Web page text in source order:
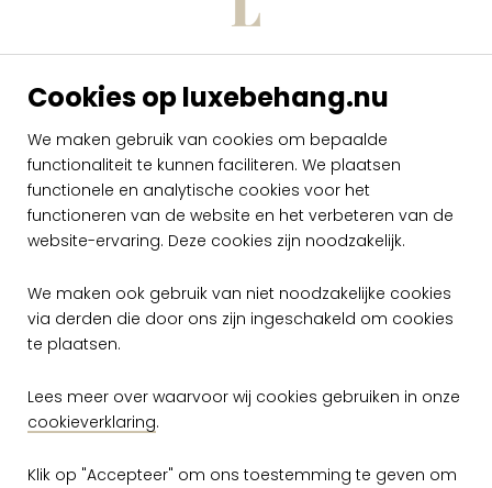
Cookies op luxebehang.nu
We maken gebruik van cookies om bepaalde
functionaliteit te kunnen faciliteren. We plaatsen
functionele en analytische cookies voor het
functioneren van de website en het verbeteren van de
website-ervaring. Deze cookies zijn noodzakelijk.
We maken ook gebruik van niet noodzakelijke cookies
via derden die door ons zijn ingeschakeld om cookies
te plaatsen.
Lees meer over waarvoor wij cookies gebruiken in onze
cookieverklaring.
Klik op "Accepteer" om ons toestemming te geven om
Arte Kaleidoscope
KAL0 KAL0409
€ 59,00 per meter
Arte Kaleidoscope
KAL0 KAL0410
€ 59,00 per meter